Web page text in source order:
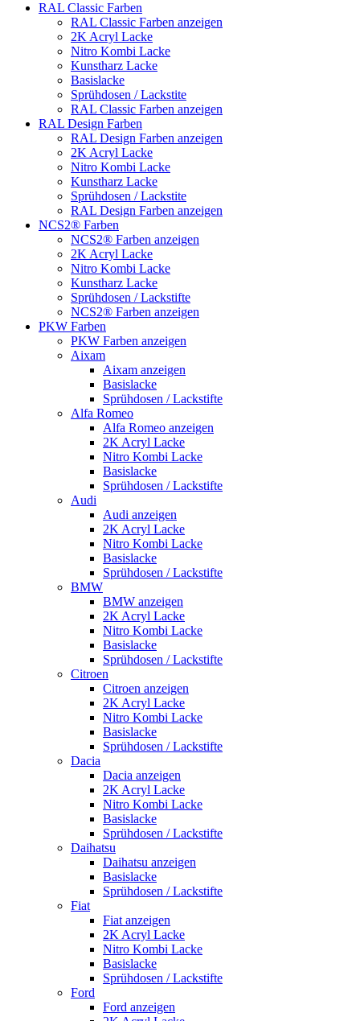
RAL Classic Farben
RAL Classic Farben anzeigen
2K Acryl Lacke
Nitro Kombi Lacke
Kunstharz Lacke
Basislacke
Sprühdosen / Lackstite
RAL Classic Farben anzeigen
RAL Design Farben
RAL Design Farben anzeigen
2K Acryl Lacke
Nitro Kombi Lacke
Kunstharz Lacke
Sprühdosen / Lackstite
RAL Design Farben anzeigen
NCS2® Farben
NCS2® Farben anzeigen
2K Acryl Lacke
Nitro Kombi Lacke
Kunstharz Lacke
Sprühdosen / Lackstifte
NCS2® Farben anzeigen
PKW Farben
PKW Farben anzeigen
Aixam
Aixam anzeigen
Basislacke
Sprühdosen / Lackstifte
Alfa Romeo
Alfa Romeo anzeigen
2K Acryl Lacke
Nitro Kombi Lacke
Basislacke
Sprühdosen / Lackstifte
Audi
Audi anzeigen
2K Acryl Lacke
Nitro Kombi Lacke
Basislacke
Sprühdosen / Lackstifte
BMW
BMW anzeigen
2K Acryl Lacke
Nitro Kombi Lacke
Basislacke
Sprühdosen / Lackstifte
Citroen
Citroen anzeigen
2K Acryl Lacke
Nitro Kombi Lacke
Basislacke
Sprühdosen / Lackstifte
Dacia
Dacia anzeigen
2K Acryl Lacke
Nitro Kombi Lacke
Basislacke
Sprühdosen / Lackstifte
Daihatsu
Daihatsu anzeigen
Basislacke
Sprühdosen / Lackstifte
Fiat
Fiat anzeigen
2K Acryl Lacke
Nitro Kombi Lacke
Basislacke
Sprühdosen / Lackstifte
Ford
Ford anzeigen